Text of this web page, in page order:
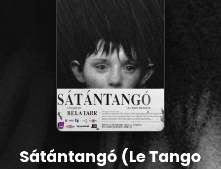
Sátántangó (Le Tango